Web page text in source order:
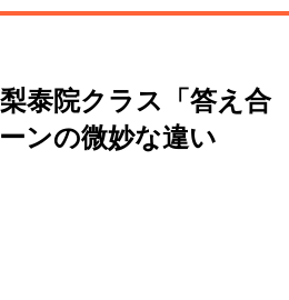
泰院クラス「答え合
ンの微妙な違い